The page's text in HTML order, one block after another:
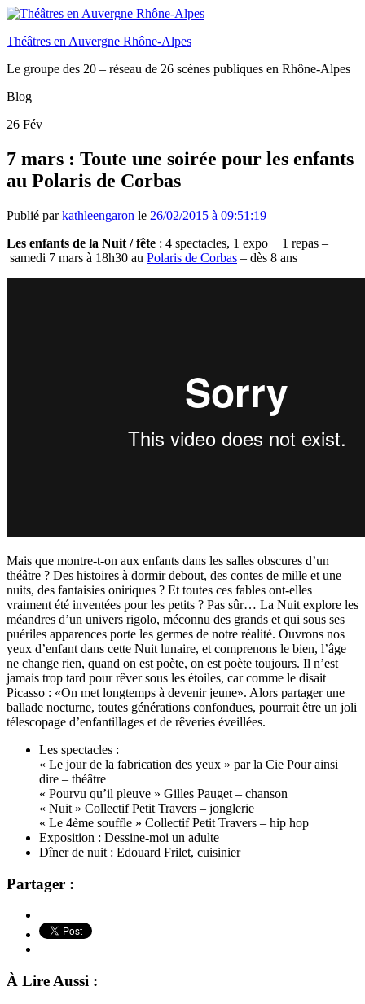
Théâtres en Auvergne Rhône-Alpes
Le groupe des 20 – réseau de 26 scènes publiques en Rhône-Alpes
Blog
26 Fév
7 mars : Toute une soirée pour les enfants
au Polaris de Corbas
Publié parkathleengaron le 26/02/2015 à 09:51:19
Les enfants de la Nuit / fête : 4 spectacles, 1 expo + 1 repas –
samedi 7 mars à 18h30 au Polaris de Corbas – dès 8 ans
Mais que montre-t-on aux enfants dans les salles obscures d’un
théâtre ? Des histoires à dormir debout, des contes de mille et une
nuits, des fantaisies oniriques ? Et toutes ces fables ont-elles
vraiment été inventées pour les petits ? Pas sûr… La Nuit explore les
méandres d’un univers rigolo, méconnu des grands et qui sous ses
puériles apparences porte les germes de notre réalité. Ouvrons nos
yeux d’enfant dans cette Nuit lunaire, et comprenons le bien, l’âge
ne change rien, quand on est poète, on est poète toujours. Il n’est
jamais trop tard pour rêver sous les étoiles, car comme le disait
Picasso : «On met longtemps à devenir jeune». Alors partager une
ballade nocturne, toutes générations confondues, pourrait être un joli
télescopage d’enfantillages et de rêveries éveillées.
Les spectacles :
« Le jour de la fabrication des yeux » par la Cie Pour ainsi
dire – théâtre
« Pourvu qu’il pleuve » Gilles Pauget – chanson
« Nuit » Collectif Petit Travers – jonglerie
« Le 4ème souffle » Collectif Petit Travers – hip hop
Exposition : Dessine-moi un adulte
Dîner de nuit : Edouard Frilet, cuisinier
Partager :
À Lire Aussi :